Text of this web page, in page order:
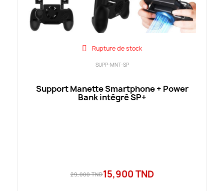
Rupture de stock
SUPP-MNT-SP
Support Manette Smartphone + Power
Bank intégré SP+
29,000 TND15,900 TND